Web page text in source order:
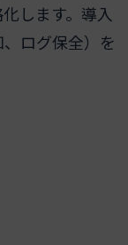
します。導入
、ログ保全）を